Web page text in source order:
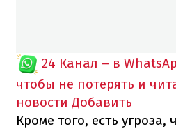
24 Канал – в
чтобы не потерять и
новости Добавить
Кроме того, есть угроза,